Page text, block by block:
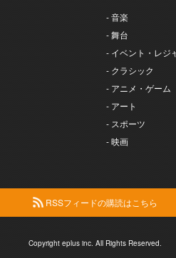
- 音楽
- 舞台
- イベント・レジ
- クラシック
- アニメ・ゲーム
- アート
- スポーツ
- 映画
RSSフィードの購読はこちら
Copyright eplus inc. All Rights Reserved.